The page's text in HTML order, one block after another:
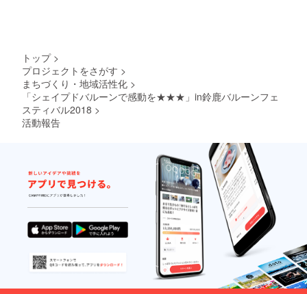
きます
ので、
必要が
ありま
す。 ※
係留飛
行（搭
乗体
験）の
気球は
選べま
せんの
でご了
承くだ
さい。
可能期
～平成
30年12
月31
日） ※
気象状
況によ
り中
止・時
間変
更・人
数打ち
切りと
なる場
合があ
トップ >
プロジェクトをさがす >
まちづくり・地域活性化 >
「シェイプドバルーンで感動を★★★」in鈴鹿バルーンフェ
スティバル2018 >
活動報告